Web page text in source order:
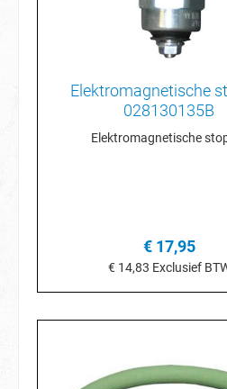
Elektromagnetische
028130135B
Elektromagnetische
€ 17,95
€ 14,83 Exclusief